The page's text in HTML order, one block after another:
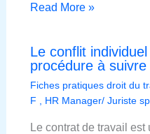
Read More »
Le conflit
procédure à suivre
Fiches pratiques droit du
F , HR Manager/ Juriste
Le contrat de travail